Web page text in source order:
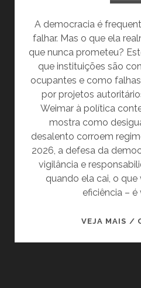
A democracia é
falhar. Mas o que ela
que nunca prometeu?
que instituições são
ocupantes e como
por projetos
Weimar à política
mostra como
desalento corroem
2026, a defesa da
vigilância e
quando ela cai, o
eficiência – é
VEJA MAIS /